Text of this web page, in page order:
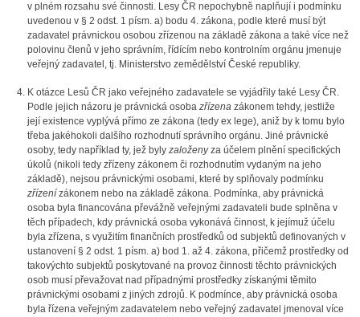
v plném rozsahu své činnosti. Lesy ČR nepochybně naplňují i podmínku
uvedenou v § 2 odst. 1 písm. a) bodu 4. zákona, podle které musí být
zadavatel právnickou osobou zřízenou na základě zákona a také více než
polovinu členů v jeho správním, řídícím nebo kontrolním orgánu jmenuje
veřejný zadavatel, tj. Ministerstvo zemědělství České republiky.
K otázce Lesů ČR jako veřejného zadavatele se vyjádřily také Lesy ČR.
Podle jejich názoru je právnická osoba zřízenazákonem tehdy, jestliže
její existence vyplývá přímo ze zákona (tedy ex lege), aniž by k tomu bylo
třeba jakéhokoli dalšího rozhodnutí správního orgánu. Jiné právnické
osoby, tedy například ty, jež byly založenyza účelem plnění specifických
úkolů (nikoli tedy zřízeny zákonem či rozhodnutím vydaným na jeho
základě), nejsou právnickými osobami, které by splňovaly podmínku
zřízenízákonem nebo na základě zákona. Podmínka, aby právnická
osoba byla financována převážně veřejnými zadavateli bude splněna v
těch případech, kdy právnická osoba vykonává činnost, k jejímuž účelu
byla zřízena, s využitím finančních prostředků od subjektů definovaných v
ustanovení § 2 odst. 1 písm. a) bod 1. až 4. zákona, přičemž prostředky od
takovýchto subjektů poskytované na provoz činnosti těchto právnických
osob musí převažovat nad případnými prostředky získanými těmito
právnickými osobami z jiných zdrojů. K podmínce, aby právnická osoba
byla řízena veřejným zadavatelem nebo veřejný zadavatel jmenoval více